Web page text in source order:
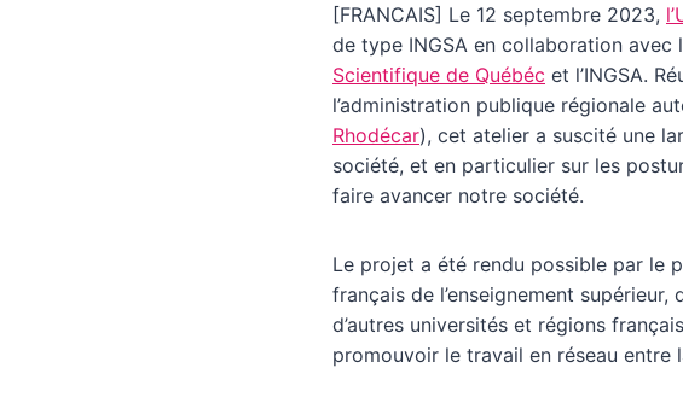
[FRANCAIS] Le 12 septembre 2023,
de type INGSA en collaboration avec
Scientifique de Québéc et l’INGSA.
l’administration publique régionale
Rhodécar), cet atelier a suscité une
société, et en particulier sur les
faire avancer notre société.
Le projet a été rendu possible par le
français de l’enseignement
d’autres universités et régions
promouvoir le travail en réseau entre